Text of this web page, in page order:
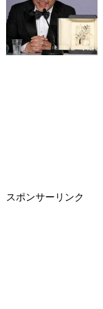
スポンサーリンク